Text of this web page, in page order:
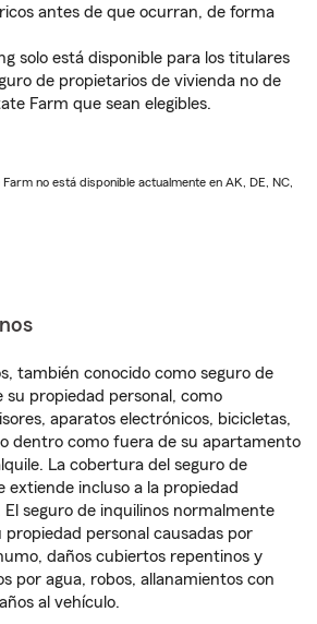
antes de que ocurran, de forma
solo está disponible para los titulares
de propietarios de vivienda no de
Farm que sean elegibles.
no está disponible actualmente en AK, DE, NC,
también conocido como seguro de
propiedad personal, como
aparatos electrónicos, bicicletas,
dentro como fuera de su apartamento
La cobertura del seguro de
extiende incluso a la propiedad
El seguro de inquilinos normalmente
personal causadas por
daños cubiertos repentinos y
por agua, robos, allanamientos con
al vehículo.